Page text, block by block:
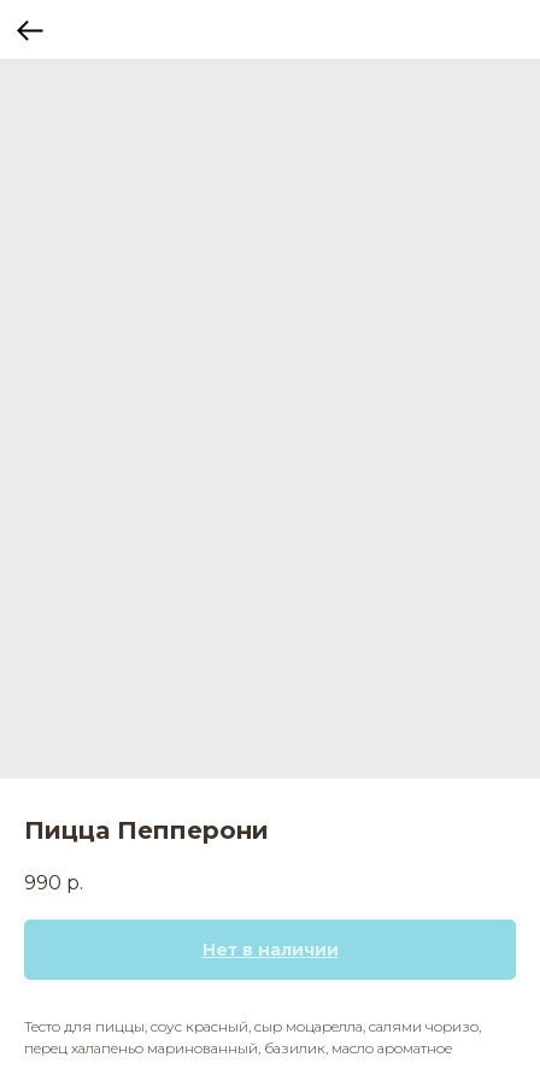
Пицца Пепперони
990 р.
Нет в наличии
Тесто для пиццы, соус красный, сыр моцарелла, салями чоризо,
перец халапеньо маринованный, базилик, масло ароматное